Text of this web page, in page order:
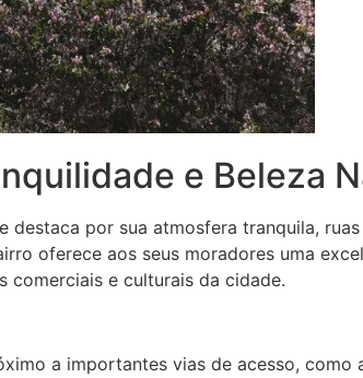
e Beleza
por sua atmosfera tranquila,
oferece aos seus moradores uma
comerciais e culturais da cidade.
a importantes vias de acesso, como